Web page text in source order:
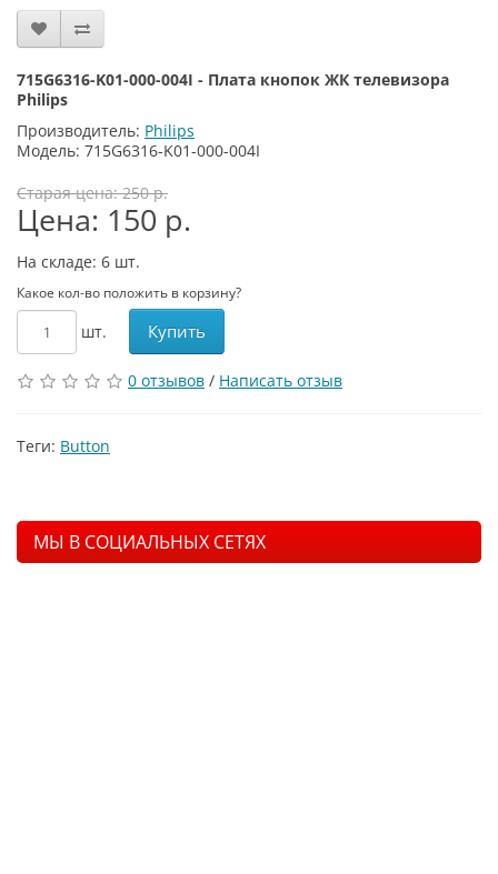
715G6316-K01-000-004I - Плата кнопок ЖК телевизора
Philips
Производитель: Philips
Модель: 715G6316-K01-000-004I
Старая цена: 250 р.
Цена: 150 р.
На складе: 6 шт.
Какое кол-во положить в корзину?
шт. Купить
0 отзывов / Написать отзыв
Теги: Button
МЫ В СОЦИАЛЬНЫХ СЕТЯХ